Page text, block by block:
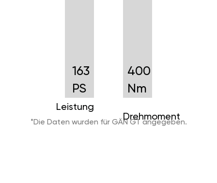
163
PS
Leistung
400
Nm
Drehmoment
*Die Daten wurden für GÄN GT angegeben.